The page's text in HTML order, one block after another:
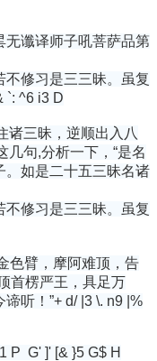
无谶译师子吼菩萨品第
修习是三三昧。虽复
`: ^6 i3 D
诸三昧，逆顺出入八
几句,分析一下，“是名
。如是二十五三昧名诸
修习是三三昧。虽复
色臂，摩阿难顶，告
首楞严王，具足万
听！”+ d/ |3 \. n9 |%
P G' ]' [& }5 G$ H